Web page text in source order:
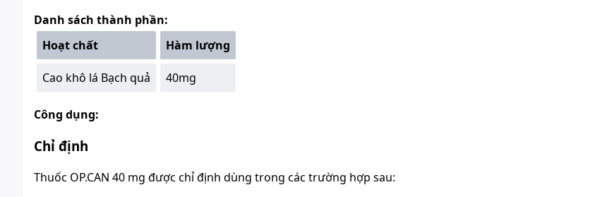
Danh sách thành phần:
Hoạt chất
Hàm lượng
Cao khô lá Bạch quả 40mg
Công dụng:
Chỉ định
Thuốc OP.CAN 40 mg được chỉ định dùng trong các trường hợp sau: